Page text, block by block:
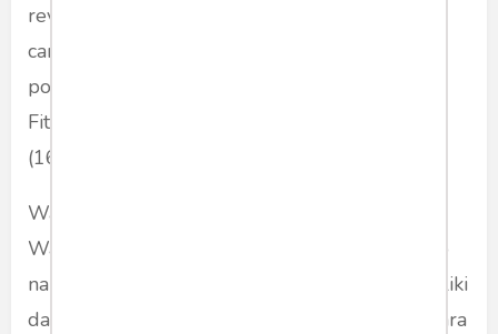
revolusi dari yang standard sekarang lebih
canggih. Ini dari sisi pemerintahan ada sisi
potensi penerimaan pajak yang hilang,” ucap
Fithra kepada
(16/12/2019).
Wakil Ketua Majelis Syuro PKS Hidayat Nur
Wahid mendesak PPATK, segera mengungkap
nama-nama kepala daerah yang diduga memiliki
dana berupa valuta asing dengan nominal setara